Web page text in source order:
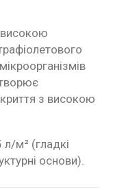
з високою
м² (гладкі
основи).